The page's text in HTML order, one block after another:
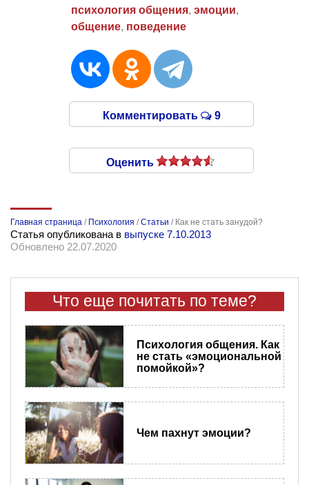
психология общения, эмоции,
общение, поведение
Комментировать 9
Оценить
Главная страница / Психология /Статьи / Как не стать занудой?
Статья опубликована в выпуске 7.10.2013
Обновлено 22.07.2020
Что еще почитать по теме?
Психология общения. Как
не стать «эмоциональной
помойкой»?
Чем пахнут эмоции?